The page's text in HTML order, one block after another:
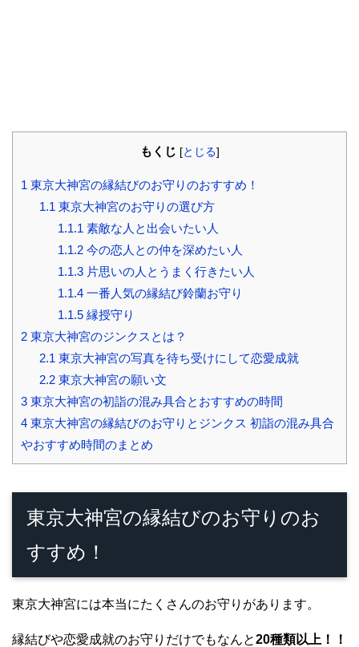
もくじ [とじる]
1 東京大神宮の縁結びのお守りのおすすめ！
1.1 東京大神宮のお守りの選び方
1.1.1 素敵な人と出会いたい人
1.1.2今の恋人との仲を深めたい人
1.1.3片思いの人とうまく行きたい人
1.1.4一番人気の縁結び鈴蘭お守り
1.1.5縁授守り
2 東京大神宮のジンクスとは？
2.1 東京大神宮の写真を待ち受けにして恋愛成就
2.2東京大神宮の願い文
3 東京大神宮の初詣の混み具合とおすすめの時間
4 東京大神宮の縁結びのお守りとジンクス 初詣の混み具合
やおすすめ時間のまとめ
東京大神宮の縁結びのお守りのお
すすめ！
東京大神宮には本当にたくさんのお守りがあります。
縁結びや恋愛成就のお守りだけでもなんと20種類以上！！